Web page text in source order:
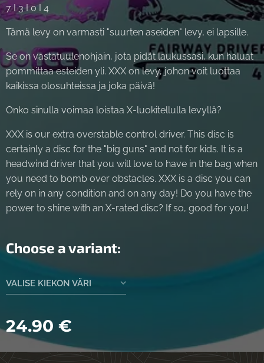
7 I 3 I 0 I 4
Tämä levy on varmasti "suurten aseiden" levy, ei lapsille.
Se on vastatuulenohjain, jota pidät laukussasi, kun haluat
pommittaa esteiden yli. XXX on levy, johon voit luottaa
kaikissa olosuhteissa ja joka päivä!
Onko sinulla voimaa loistaa X-luokitellulla levyllä?
XXX is our extra overstable control driver. This disc is
certainly a disc for the "big guns" and not for kids. It is a
headwind driver that you will love to have in the bag when
you need to bomb over obstacles. XXX is a disc you can
rely on in any condition and on any day! Do you have the
power to shine with an X-rated disc? If so, good for you!
Choose a variant:
VALISE KIEKON VÄRI
24.90 €